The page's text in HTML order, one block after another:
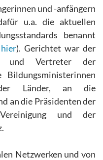
und -anfängern
u.a. die aktuellen
benannt
hier). Gerichtet war der
und Vertreter der
Bildungsministerinnen
Länder, an die
an die Präsidenten der
Vereinigung und der
Netzwerken und von